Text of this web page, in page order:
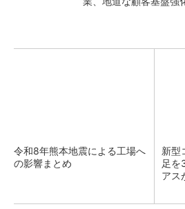
令和8年熊本地震による工場へ
の影響まとめ
新型
足を
アス